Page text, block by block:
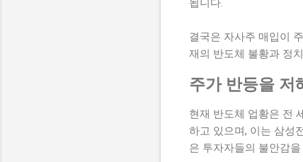
됩니다.
결국은 자사주 매입이
재의 반도체 불황과 정
주가 반등을 저
현재 반도체 업황은 전
하고 있으며, 이는 삼성
은 투자자들의 불안감